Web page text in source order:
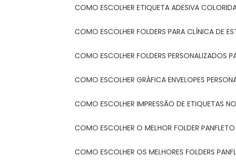
COMO ESCOLHER ETIQUETA ADESIVA
COMO ESCOLHER FOLDERS PARA CLÍNICA DE
COMO ESCOLHER FOLDERS PERSONALIZADOS
COMO ESCOLHER GRÁFICA ENVELOPES
COMO ESCOLHER IMPRESSÃO DE ETIQUETAS
COMO ESCOLHER O MELHOR FOLDER
COMO ESCOLHER OS MELHORES FOLDERS